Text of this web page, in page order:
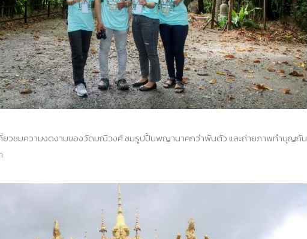
ยวชมความงดงามของวัดมณีวงศ์ ชมรูปปั้นพญานาคกว่าพันตัว และถ่ายภาพทำบุญกัน